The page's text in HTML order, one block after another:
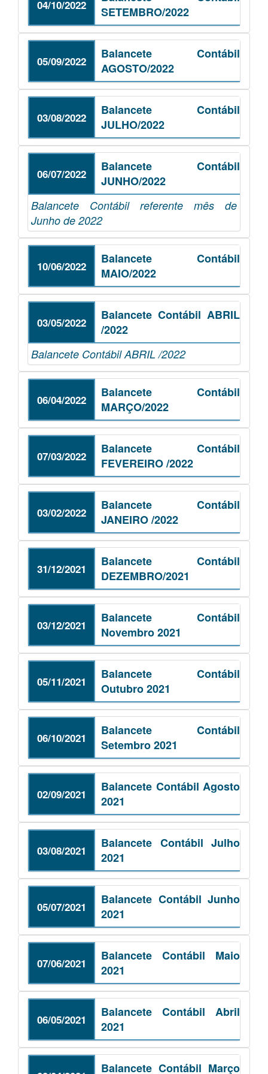
04/10/2022
SETEMBRO/2022
05/09/2022
Balancete Contábil
AGOSTO/2022
03/08/2022
Balancete Contábil
JULHO/2022
06/07/2022
Balancete Contábil
JUNHO/2022
Balancete Contábil referente mês de
Junho de 2022
10/06/2022
Balancete Contábil
MAIO/2022
03/05/2022
Balancete Contábil ABRIL
/2022
Balancete Contábil ABRIL /2022
06/04/2022
Balancete Contábil
MARÇO/2022
07/03/2022
Balancete Contábil
FEVEREIRO /2022
03/02/2022
Balancete Contábil
JANEIRO /2022
31/12/2021
Balancete Contábil
DEZEMBRO/2021
03/12/2021
Balancete Contábil
Novembro 2021
05/11/2021
Balancete Contábil
Outubro 2021
06/10/2021
Balancete Contábil
Setembro 2021
02/09/2021
Balancete Contábil Agosto
2021
03/08/2021
Balancete Contábil Julho
2021
05/07/2021
Balancete Contábil Junho
2021
07/06/2021
Balancete Contábil Maio
2021
06/05/2021
Balancete Contábil Abril
2021
Balancete Contábil Março